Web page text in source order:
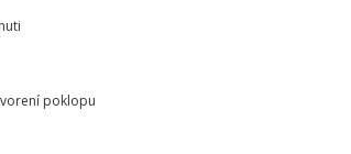
poklopu